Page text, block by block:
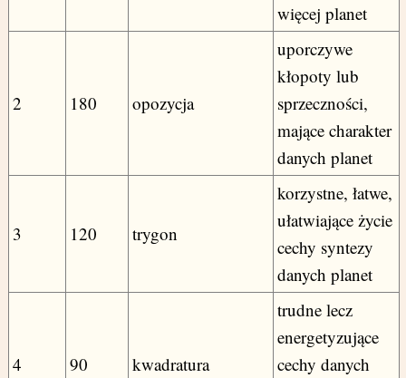
więcej planet
2 180 opozycja
uporczywe
kłopoty lub
sprzeczności,
mające charakter
danych planet
3 120 trygon
korzystne, łatwe,
ułatwiające życie
cechy syntezy
danych planet
4 90 kwadratura
trudne lecz
energetyzujące
cechy danych